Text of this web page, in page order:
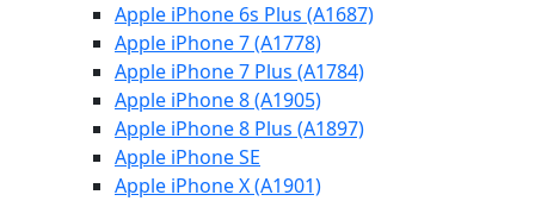
Apple iPhone 6s Plus (A1687)
Apple iPhone 7 (A1778)
Apple iPhone 7 Plus (A1784)
Apple iPhone 8 (A1905)
Apple iPhone 8 Plus (A1897)
Apple iPhone SE
Apple iPhone X (A1901)